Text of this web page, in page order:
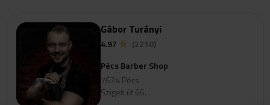
Gábor Turányi
4.97
(2210)
Pécs Barber Shop
7624 Pécs
Szigeti út 66.